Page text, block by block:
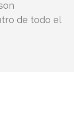
de todo el